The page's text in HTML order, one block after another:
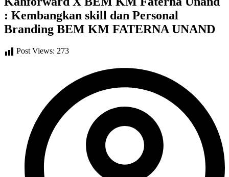
: Kembangkan skill dan Personal
Branding BEM KM FATERNA UNAND
Post Views: 273